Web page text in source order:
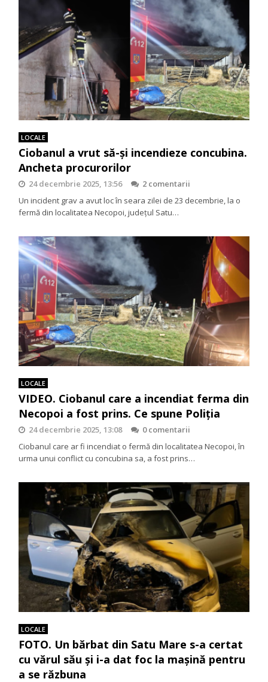
LOCALE
Ciobanul a vrut să-și incendieze concubina.
Ancheta procurorilor
24 decembrie 2025, 13:56
2 comentarii
Un incident grav a avut loc în seara zilei de 23 decembrie, la o
fermă din localitatea Necopoi, județul Satu…
LOCALE
VIDEO. Ciobanul care a incendiat ferma din
Necopoi a fost prins. Ce spune Poliția
24 decembrie 2025, 13:08
0 comentarii
Ciobanul care ar fi incendiat o fermă din localitatea Necopoi, în
urma unui conflict cu concubina sa, a fost prins…
LOCALE
FOTO. Un bărbat din Satu Mare s-a certat
cu vărul său și i-a dat foc la mașină pentru
a se răzbuna